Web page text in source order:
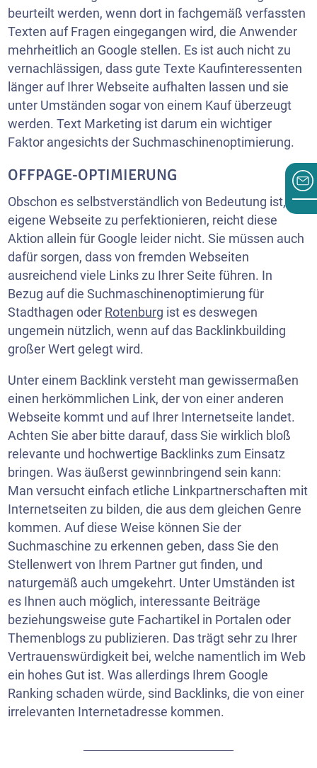
beurteilt werden, wenn dort in fachgemäß verfassten
Texten auf Fragen eingegangen wird, die Anwender
mehrheitlich an Google stellen. Es ist auch nicht zu
vernachlässigen, dass gute Texte Kaufinteressenten
länger auf Ihrer Webseite aufhalten lassen und sie
unter Umständen sogar von einem Kauf überzeugt
werden. Text Marketing ist darum ein wichtiger
Faktor angesichts der Suchmaschinenoptimierung.
OFFPAGE-OPTIMIERUNG
Obschon es selbstverständlich von Bedeutung ist, die
eigene Webseite zu perfektionieren, reicht diese
Aktion allein für Google leider nicht. Sie müssen auch
dafür sorgen, dass von fremden Webseiten
ausreichend viele Links zu Ihrer Seite führen. In
Bezug auf die Suchmaschinenoptimierung für
Stadthagen oder Rotenburg ist es deswegen
ungemein nützlich, wenn auf das Backlinkbuilding
großer Wert gelegt wird.
Unter einem Backlink versteht man gewissermaßen
einen herkömmlichen Link, der von einer anderen
Webseite kommt und auf Ihrer Internetseite landet.
Achten Sie aber bitte darauf, dass Sie wirklich bloß
relevante und hochwertige Backlinks zum Einsatz
bringen. Was äußerst gewinnbringend sein kann:
Man versucht einfach etliche Linkpartnerschaften mit
Internetseiten zu bilden, die aus dem gleichen Genre
kommen. Auf diese Weise können Sie der
Suchmaschine zu erkennen geben, dass Sie den
Stellenwert von Ihrem Partner gut finden, und
naturgemäß auch umgekehrt. Unter Umständen ist
es Ihnen auch möglich, interessante Beiträge
beziehungsweise gute Fachartikel in Portalen oder
Themenblogs zu publizieren. Das trägt sehr zu Ihrer
Vertrauenswürdigkeit bei, welche namentlich im Web
ein hohes Gut ist. Was allerdings Ihrem Google
Ranking schaden würde, sind Backlinks, die von einer
irrelevanten Internetadresse kommen.